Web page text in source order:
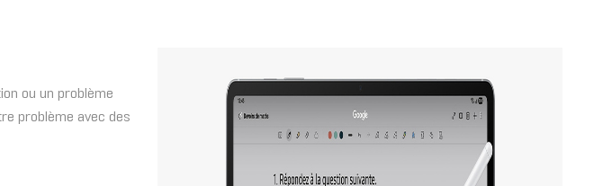
ou un problème
problème avec des